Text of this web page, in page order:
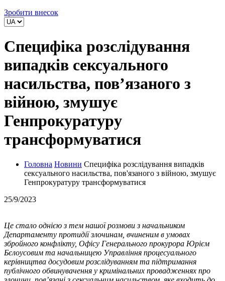
Зробити внесок
Специфіка розслідування
випадків сексуального
насильства, пов’язаного з
війною, змушує
Генпрокуратуру
трансформуватися
Головна Новини Специфіка розслідування випадків
сексуального насильства, пов'язаного з війною, змушує
Генпрокуратуру трансформуватися
25/9/2023
Це стало однією з тем нашої розмови з начальником
Департаменту протидії злочинам, вчиненим в умовах
збройного конфлікту, Офісу Генерального прокурора Юрієм
Бєлоусовим та начальницею Управління процесуального
керівництва досудовим розслідуванням та підтримання
публічного обвинувачення у кримінальних провадженнях про